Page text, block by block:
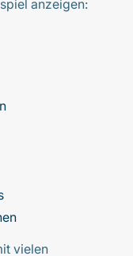
anzeigen:
vielen